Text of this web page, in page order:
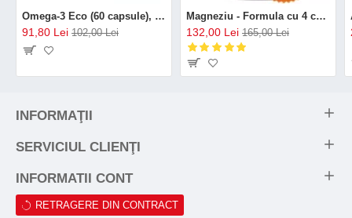
Omega-3 Eco (60 capsule), GAL
91,80 Lei 102,00 Lei
Magneziu - Formula cu 4 chelați (120 capsule), Neutrient
132,00 Lei 165,00 Lei
INFORMAŢII
SERVICIUL CLIENŢI
INFORMATII CONT
RETRAGERE DIN CONTRACT